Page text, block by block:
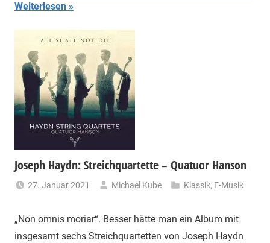
Weiterlesen
Joseph Haydn: Streichquartette – Quatuor Hanson
27. Januar 2021 Michael Kube Klassik, E-Musik
„Non omnis moriar“. Besser hätte man ein Album mit
insgesamt sechs Streichquartetten von Joseph Haydn